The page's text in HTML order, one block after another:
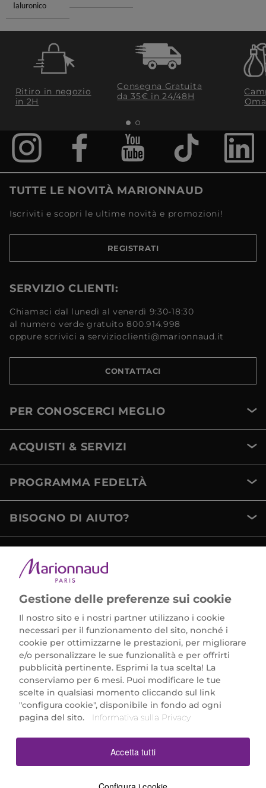
Ialuronico
Ritiro in negozio
in 2H
Consegna Gratuita
da 35€​ in 24/48H
TUTTE LE NOVITÀ MARIONNAUD
Iscriviti e scopri le ultime novità e promozioni!
REGISTRATI
SERVIZIO CLIENTI:
Chiamaci dal lunedì al venerdì 9:30-18:30
al numero verde gratuito 800.914.998
oppure scrivici a servizioclienti@marionnaud.it
CONTATTACI
PER CONOSCERCI MEGLIO
ACQUISTI & SERVIZI
PROGRAMMA FEDELTÀ
BISOGNO DI AIUTO?
Marionnaud Parfumeries Italia S.r.l.
Largo Fiera Milano 5, 20017 Rho (MI)
REA Milano 1650024 con P.IVA 13425220152.
SCARICA LA NOSTRA APP
Gestione delle preferenze sui cookie
Il nostro sito e i nostri partner utilizzano i cookie
necessari per il funzionamento del sito, nonché i
cookie per ottimizzarne le prestazioni, per migliorare
e/o personalizzare le sue funzionalità e per offrirti
pubblicità pertinente. Esprimi la tua scelta! La
conserviamo per 6 mesi. Puoi modificare le tue
scelte in qualsiasi momento cliccando sul link
"configura cookie", disponibile in fondo ad ogni
pagina del sito.
Informativa sulla Privacy
Accetta tutti